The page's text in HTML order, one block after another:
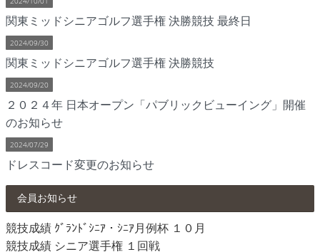
関東ミッドシニアゴルフ選手権 決勝競技 最終日
2024/09/30
関東ミッドシニアゴルフ選手権 決勝競技
2024/09/20
２０２４年 日本オープン「パブリックビューイング」開催
のお知らせ
2024/07/29
ドレスコード変更のお知らせ
会員お知らせ
競技成績 ｸﾞﾗﾝﾄﾞｼﾆｱ・ｼﾆｱ月例杯 １０月
競技成績 シニア選手権 １回戦